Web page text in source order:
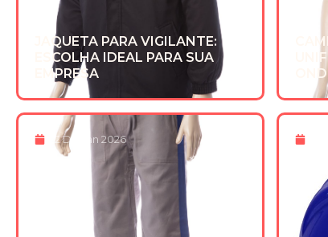
JAQUETA PARA VIGILANTE:
ESCOLHA IDEAL PARA SUA
EMPRESA
22 De Jan 2026